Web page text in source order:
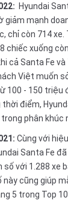
Hyundai
giảm mạnh
chỉ còn 714 xe.
chiếc xuống
cả Santa Fe
Việt muốn
100 - 150 triệu
điểm,
phân khúc
Cùng với
Santa Fe
với 1.288 xe
cũng giúp
5 trong Top